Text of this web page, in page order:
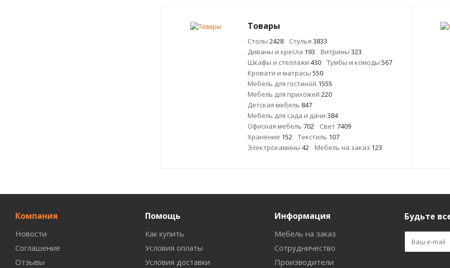
Товары
Столы 2428 Стулья 3833
Диваны и кресла 193 Витрины 323
Шкафы и стеллажи 430 Тумбы и комоды 567
Кровати и матрасы 550
Мебель для гостиной 1555
Мебель для прихожей 220
Детская мебель 847
Мебель для сада и дачи 384
Офисная мебель 702 Свет7409
Хранение 152 Текстиль 107
Электрокамины 42 Мебель на заказ 123
Компания
Новости
Соглашение
Отзывы
Помощь
Как купить
Условия оплаты
Условия доставки
Информация
Мебель на заказ
Сотрудничество
Производители
Будьте